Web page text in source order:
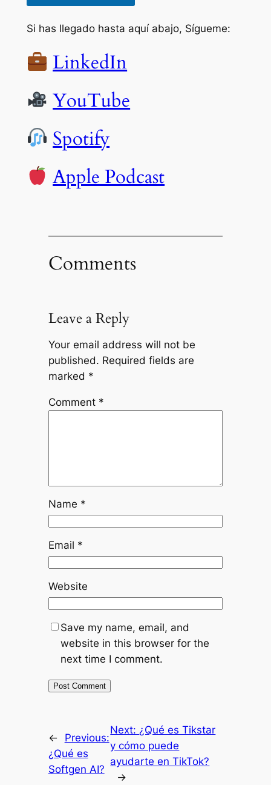
Si has llegado hasta aquí abajo, Sígueme:
LinkedIn
YouTube
Spotify
Apple Podcast
Comments
Leave a Reply
Your email address will not be
published. Required fields are
marked *
Comment *
Name *
Email *
Website
Save my name, email, and
website in this browser for the
next time I comment.
←
Previous:
¿Qué es
Softgen AI?
Next: ¿Qué es Tikstar
y cómo puede
ayudarte en TikTok?
→